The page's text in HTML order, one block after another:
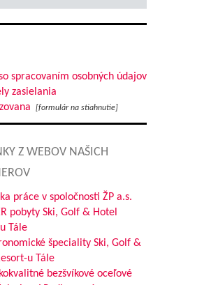
spracovaním osobných údajov
zasielania
[formulár na stiahnutie]
Z WEBOV NAŠICH
práce v spoločnosti ŽP a.s.
pobyty Ski, Golf & Hotel
Tále
špeciality Ski, Golf &
u Tále
bezšvíkové oceľové